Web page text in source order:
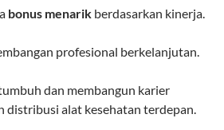
bonus menarik berdasarkan kinerja.
profesional berkelanjutan.
dan membangun karier
distribusi alat kesehatan terdepan.